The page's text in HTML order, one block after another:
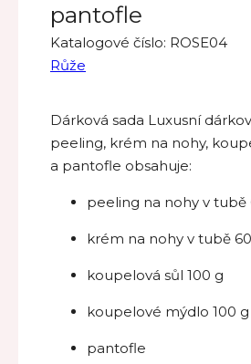
pantofle
Katalogové číslo: ROSE04
Růže
Dárková sada Luxusní
peeling, krém na nohy,
a pantofle obsahuje:
peeling na nohy v tubě
krém na nohy v tubě
koupelová sůl 100 g
koupelové mýdlo 100 g
pantofle